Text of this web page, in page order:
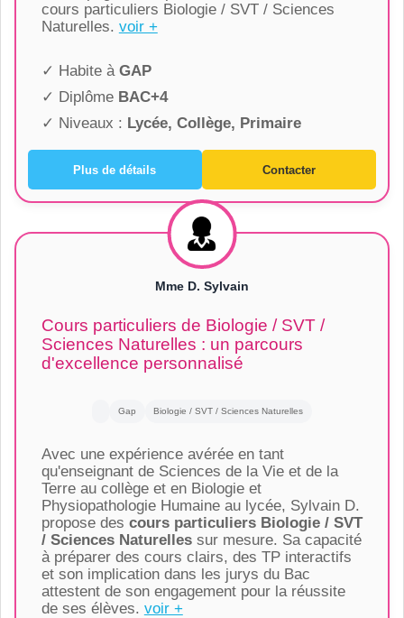
cours particuliers Biologie / SVT / Sciences
Naturelles. voir +
✓ Habite à GAP
✓ Diplôme BAC+4
✓ Niveaux : Lycée, Collège, Primaire
Plus de détails Contacter
Mme D. Sylvain
Cours particuliers de Biologie / SVT /
Sciences Naturelles : un parcours
d'excellence personnalisé
Gap Biologie / SVT / Sciences Naturelles
Avec une expérience avérée en tant
qu'enseignant de Sciences de la Vie et de la
Terre au collège et en Biologie et
Physiopathologie Humaine au lycée, Sylvain D.
propose des cours particuliers Biologie / SVT
/ Sciences Naturellessur mesure. Sa capacité
à préparer des cours clairs, des TP interactifs
et son implication dans les jurys du Bac
attestent de son engagement pour la réussite
de ses élèves. voir +